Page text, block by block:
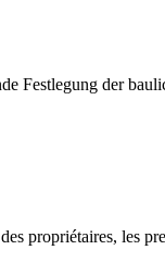
Festlegung der
propriétaires, les